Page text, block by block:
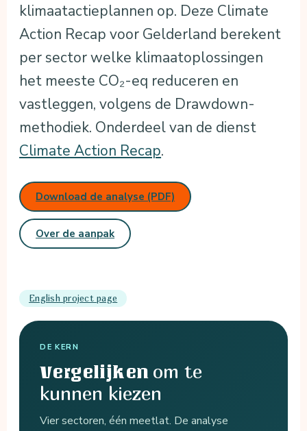
klimaatactieplannen op. Deze Climate
Action Recap voor Gelderland berekent
per sector welke klimaatoplossingen
het meeste CO₂-eq reduceren en
vastleggen, volgens de Drawdown-
methodiek. Onderdeel van de dienst
Climate Action Recap.
Download de analyse (PDF)
Over de aanpak
English project page
DE KERN
Vergelijken om te
kunnen kiezen
Vier sectoren, één meetlat. De analyse